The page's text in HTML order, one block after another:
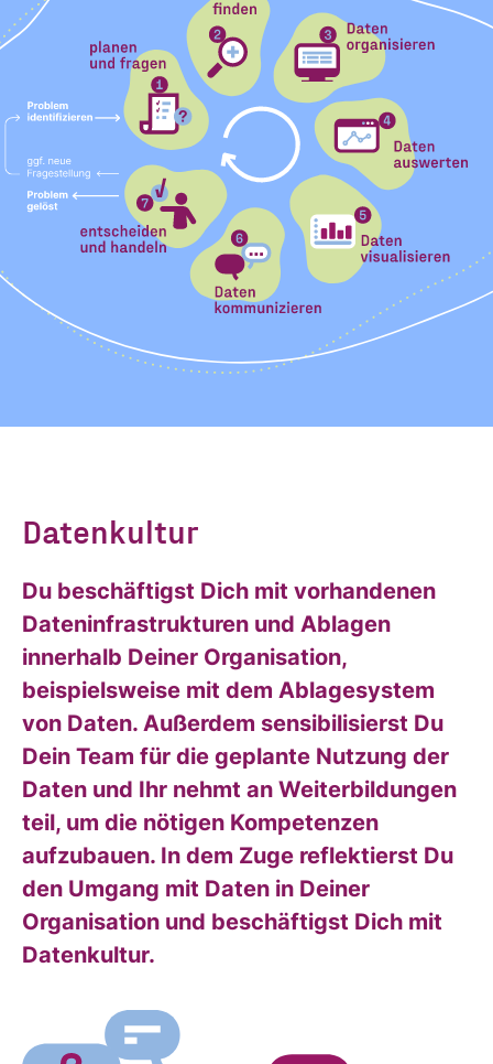
Datenkultur
Du beschäftigst Dich mit vorhandenen
Dateninfrastrukturen und Ablagen
innerhalb Deiner Organisation,
beispielsweise mit dem Ablagesystem
von Daten. Außerdem sensibilisierst Du
Dein Team für die geplante Nutzung der
Daten und Ihr nehmt an Weiterbildungen
teil, um die nötigen Kompetenzen
aufzubauen. In dem Zuge reflektierst Du
den Umgang mit Daten in Deiner
Organisation und beschäftigst Dich mit
Datenkultur.